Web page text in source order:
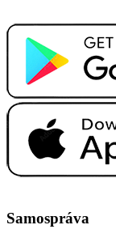
Samospráva